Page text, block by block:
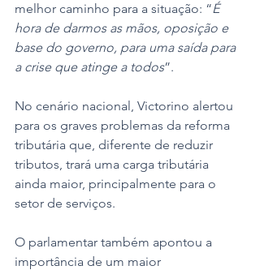
melhor caminho para a situação: “É
hora de darmos as mãos, oposição e
base do governo, para uma saída para
a crise que atinge a todos”.
No cenário nacional, Victorino alertou
para os graves problemas da reforma
tributária que, diferente de reduzir
tributos, trará uma carga tributária
ainda maior, principalmente para o
setor de serviços.
O parlamentar também apontou a
importância de um maior